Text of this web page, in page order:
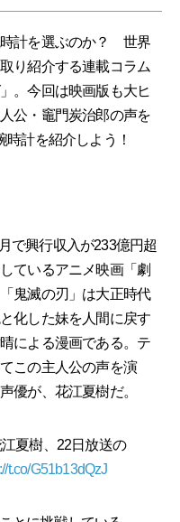
計を選ぶのか？ 世界
り紹介する連載コラム
。今回は映画版も大ヒ
公・竈門炭治郎の声を
計を紹介しよう！
で興行収入が233億円超
ているアニメ映画「劇
鬼滅の刃」は大正時代
化した妹を人間に戻す
による漫画である。テ
この主人公の声を演
優が、花江夏樹だ。
夏樹、22日放送の
t.co/G51b13dQzJ